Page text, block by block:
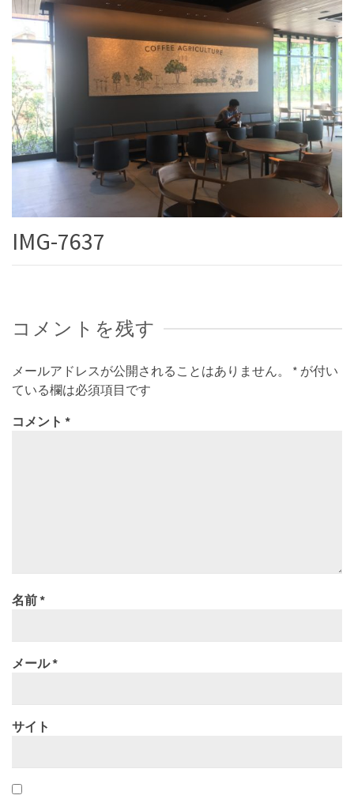
IMG-7637
コメントを残す
メールアドレスが公開されることはありません。 * が付い
ている欄は必須項目です
コメント *
名前*
メール*
サイト